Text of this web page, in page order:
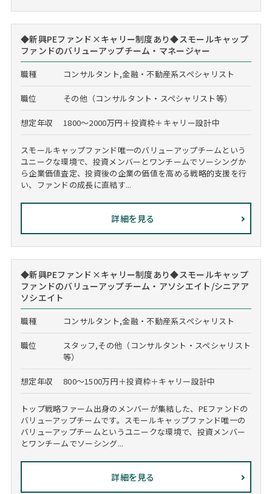
◆新興PEファンド×キャリー制度あり◆スモールキャップ
ファンドのバリューアップチーム・マネージャー
職種 コンサルタント,金融・不動産系スペシャリスト
職位 その他（コンサルタント・スペシャリスト等）
想定年収 1800～2000万円＋投資枠＋キャリー設計中
スモールキャップファンド唯一のバリューアップチームという
ユニークな環境で、投資メンバーとワンチームでソーシングか
ら企業価値査定、投資後の企業の価値を高める戦略的支援を行
い、ファンドの成長に直結す...
詳細を見る
◆新興PEファンド×キャリー制度あり◆スモールキャップ
ファンドのバリューアップチーム・アソシエイト/シニアア
ソシエイト
職種 コンサルタント,金融・不動産系スペシャリスト
職位
スタッフ,その他（コンサルタント・スペシャリスト
等）
想定年収 800～1500万円＋投資枠＋キャリー設計中
トップ戦略ファーム出身のメンバーが集結した、PEファンドの
バリューアップチームです。スモールキャップファンド唯一の
バリューアップチームというユニークな環境で、投資メンバー
とワンチームでソーシング...
詳細を見る